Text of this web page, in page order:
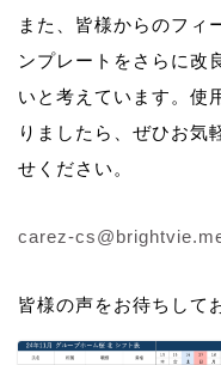
また、皆様からのフィ
ンプレートをさらに改
いと考えています。使
りましたら、ぜひお気
せください。
carez-
皆様の声をお待ちして